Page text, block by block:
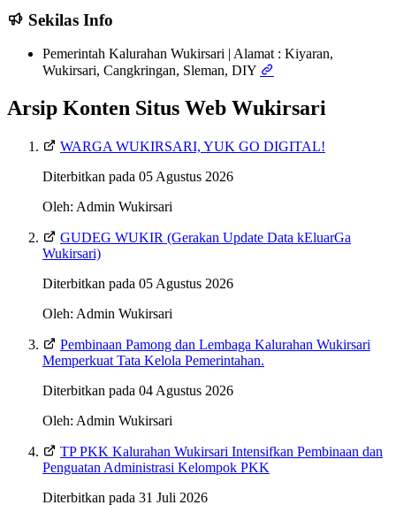
Sekilas Info
Pemerintah Kalurahan Wukirsari | Alamat : Kiyaran,
Wukirsari, Cangkringan, Sleman, DIY
Arsip Konten Situs Web Wukirsari
WARGA WUKIRSARI, YUK GO DIGITAL!
Diterbitkan pada 05 Agustus 2026
Oleh: Admin Wukirsari
GUDEG WUKIR (Gerakan Update Data kEluarGa
Wukirsari)
Diterbitkan pada 05 Agustus 2026
Oleh: Admin Wukirsari
Pembinaan Pamong dan Lembaga Kalurahan Wukirsari
Memperkuat Tata Kelola Pemerintahan.
Diterbitkan pada 04 Agustus 2026
Oleh: Admin Wukirsari
TP PKK Kalurahan Wukirsari Intensifkan Pembinaan dan
Penguatan Administrasi Kelompok PKK
Diterbitkan pada 31 Juli 2026